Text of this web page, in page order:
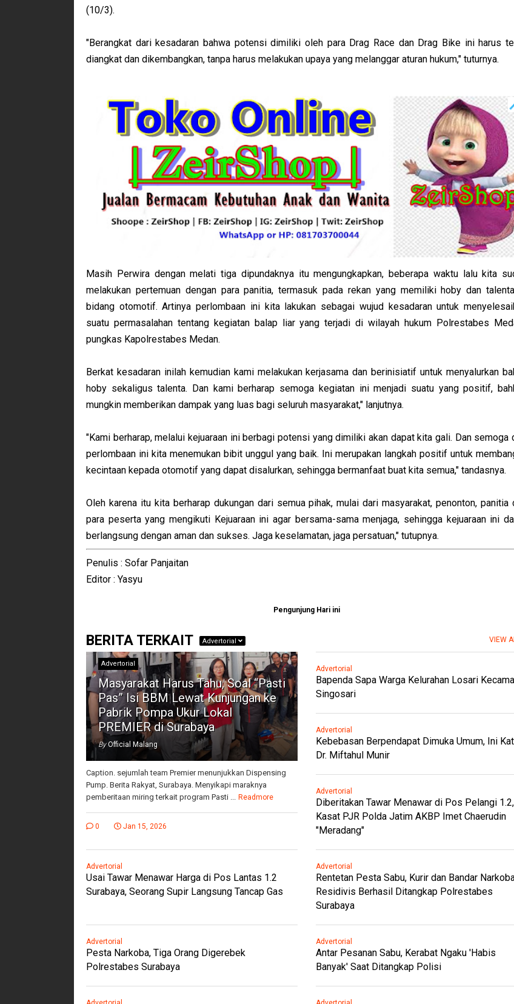
(10/3).
"Berangkat dari kesadaran bahwa potensi dimiliki oleh para Drag Race dan Drag Bike ini harus
diangkat dan dikembangkan, tanpa harus melakukan upaya yang melanggar aturan hukum," tuturnya.
Masih Perwira dengan melati tiga dipundaknya itu mengungkapkan, beberapa waktu lalu kita
melakukan pertemuan dengan para panitia, termasuk pada rekan yang memiliki hoby dan
bidang otomotif. Artinya perlombaan ini kita lakukan sebagai wujud kesadaran untuk
suatu permasalahan tentang kegiatan balap liar yang terjadi di wilayah hukum Polrestabes
pungkas Kapolrestabes Medan.
Berkat kesadaran inilah kemudian kami melakukan kerjasama dan berinisiatif untuk menyalurkan
hoby sekaligus talenta. Dan kami berharap semoga kegiatan ini menjadi suatu yang positif,
mungkin memberikan dampak yang luas bagi seluruh masyarakat," lanjutnya.
"Kami berharap, melalui kejuaraan ini berbagi potensi yang dimiliki akan dapat kita gali. Dan semoga
perlombaan ini kita menemukan bibit unggul yang baik. Ini merupakan langkah positif untuk
kecintaan kepada otomotif yang dapat disalurkan, sehingga bermanfaat buat kita semua," tandasnya.
Oleh karena itu kita berharap dukungan dari semua pihak, mulai dari masyarakat, penonton, panitia
para peserta yang mengikuti Kejuaraan ini agar bersama-sama menjaga, sehingga kejuaraan ini
berlangsung dengan aman dan sukses. Jaga keselamatan, jaga persatuan," tutupnya.
Penulis : Sofar Panjaitan
Editor : Yasyu
Pengunjung Hari ini
BERITA TERKAIT Advertorial VIEW
Advertorial
Masyarakat Harus Tahu, Soal “Pasti
Pas” Isi BBM Lewat Kunjungan ke
Pabrik Pompa Ukur Lokal
PREMIER di Surabaya
By Official Malang
Caption. sejumlah team Premier menunjukkan Dispensing
Pump. Berita Rakyat, Surabaya. Menyikapi maraknya
pemberitaan miring terkait program Pasti ...
Readmore
0 Jan 15, 2026
Advertorial
Bapenda Sapa Warga Kelurahan Losari
Singosari
Advertorial
Kebebasan Berpendapat Dimuka Umum, Ini
Dr. Miftahul Munir
Advertorial
Diberitakan Tawar Menawar di Pos Pelangi 1.2,
Kasat PJR Polda Jatim AKBP Imet Chaerudin
"Meradang"
Advertorial
Usai Tawar Menawar Harga di Pos Lantas 1.2
Surabaya, Seorang Supir Langsung Tancap Gas
Advertorial
Rentetan Pesta Sabu, Kurir dan Bandar
Residivis Berhasil Ditangkap Polrestabes
Surabaya
Advertorial
Pesta Narkoba, Tiga Orang Digerebek
Polrestabes Surabaya
Advertorial
Antar Pesanan Sabu, Kerabat Ngaku 'Habis
Banyak' Saat Ditangkap Polisi